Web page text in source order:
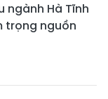
ngành Hà Tĩnh
trọng nguồn